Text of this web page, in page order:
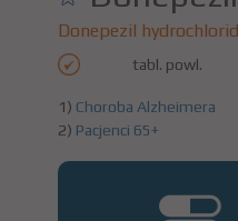
Donepezil
tabl. powl.
1) Choroba Alzheimera
2) Pacjenci 65+